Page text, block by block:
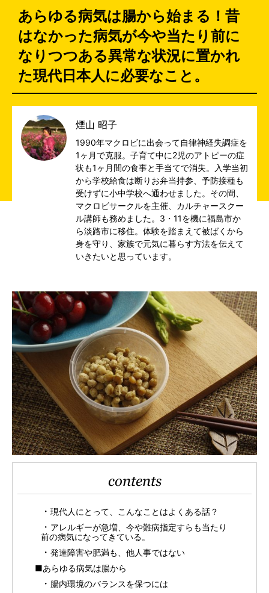
あらゆる病気は腸から始まる！昔
はなかった病気が今や当たり前に
なりつつある異常な状況に置かれ
た現代日本人に必要なこと。
煙山 昭子
1990年マクロビに出会って自律神経失調症を
1ヶ月で克服。子育て中に2児のアトピーの症
状も1ヶ月間の食事と手当てで消失。入学当初
から学校給食は断りお弁当持参、予防接種も
受けずに小中学校へ通わせました。その間、
マクロビサークルを主催、カルチャースクー
ル講師も務めました。3・11を機に福島市か
ら淡路市に移住。体験を踏まえて被ばくから
身を守り、家族で元気に暮らす方法を伝えて
いきたいと思っています。
contents
現代人にとって、こんなことはよくある話？
アレルギーが急増、今や難病指定すらも当たり
前の病気になってきている。
発達障害や肥満も、他人事ではない
■あらゆる病気は腸から
腸内環境のバランスを保つには